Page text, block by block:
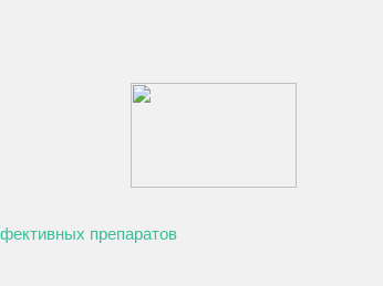
препаратов